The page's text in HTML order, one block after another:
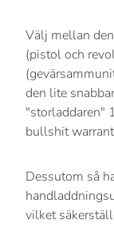
Välj mellan
(pistol och
den lite
"storladdaren"
bullshit
Dessutom så
vilket